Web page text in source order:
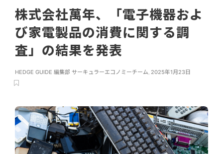
株式会社萬年、「電子機器およ
び家電製品の消費に関する調
査」の結果を発表
HEDGE GUIDE 編集部 サーキュラーエコノミーチーム, 2025年1月23日